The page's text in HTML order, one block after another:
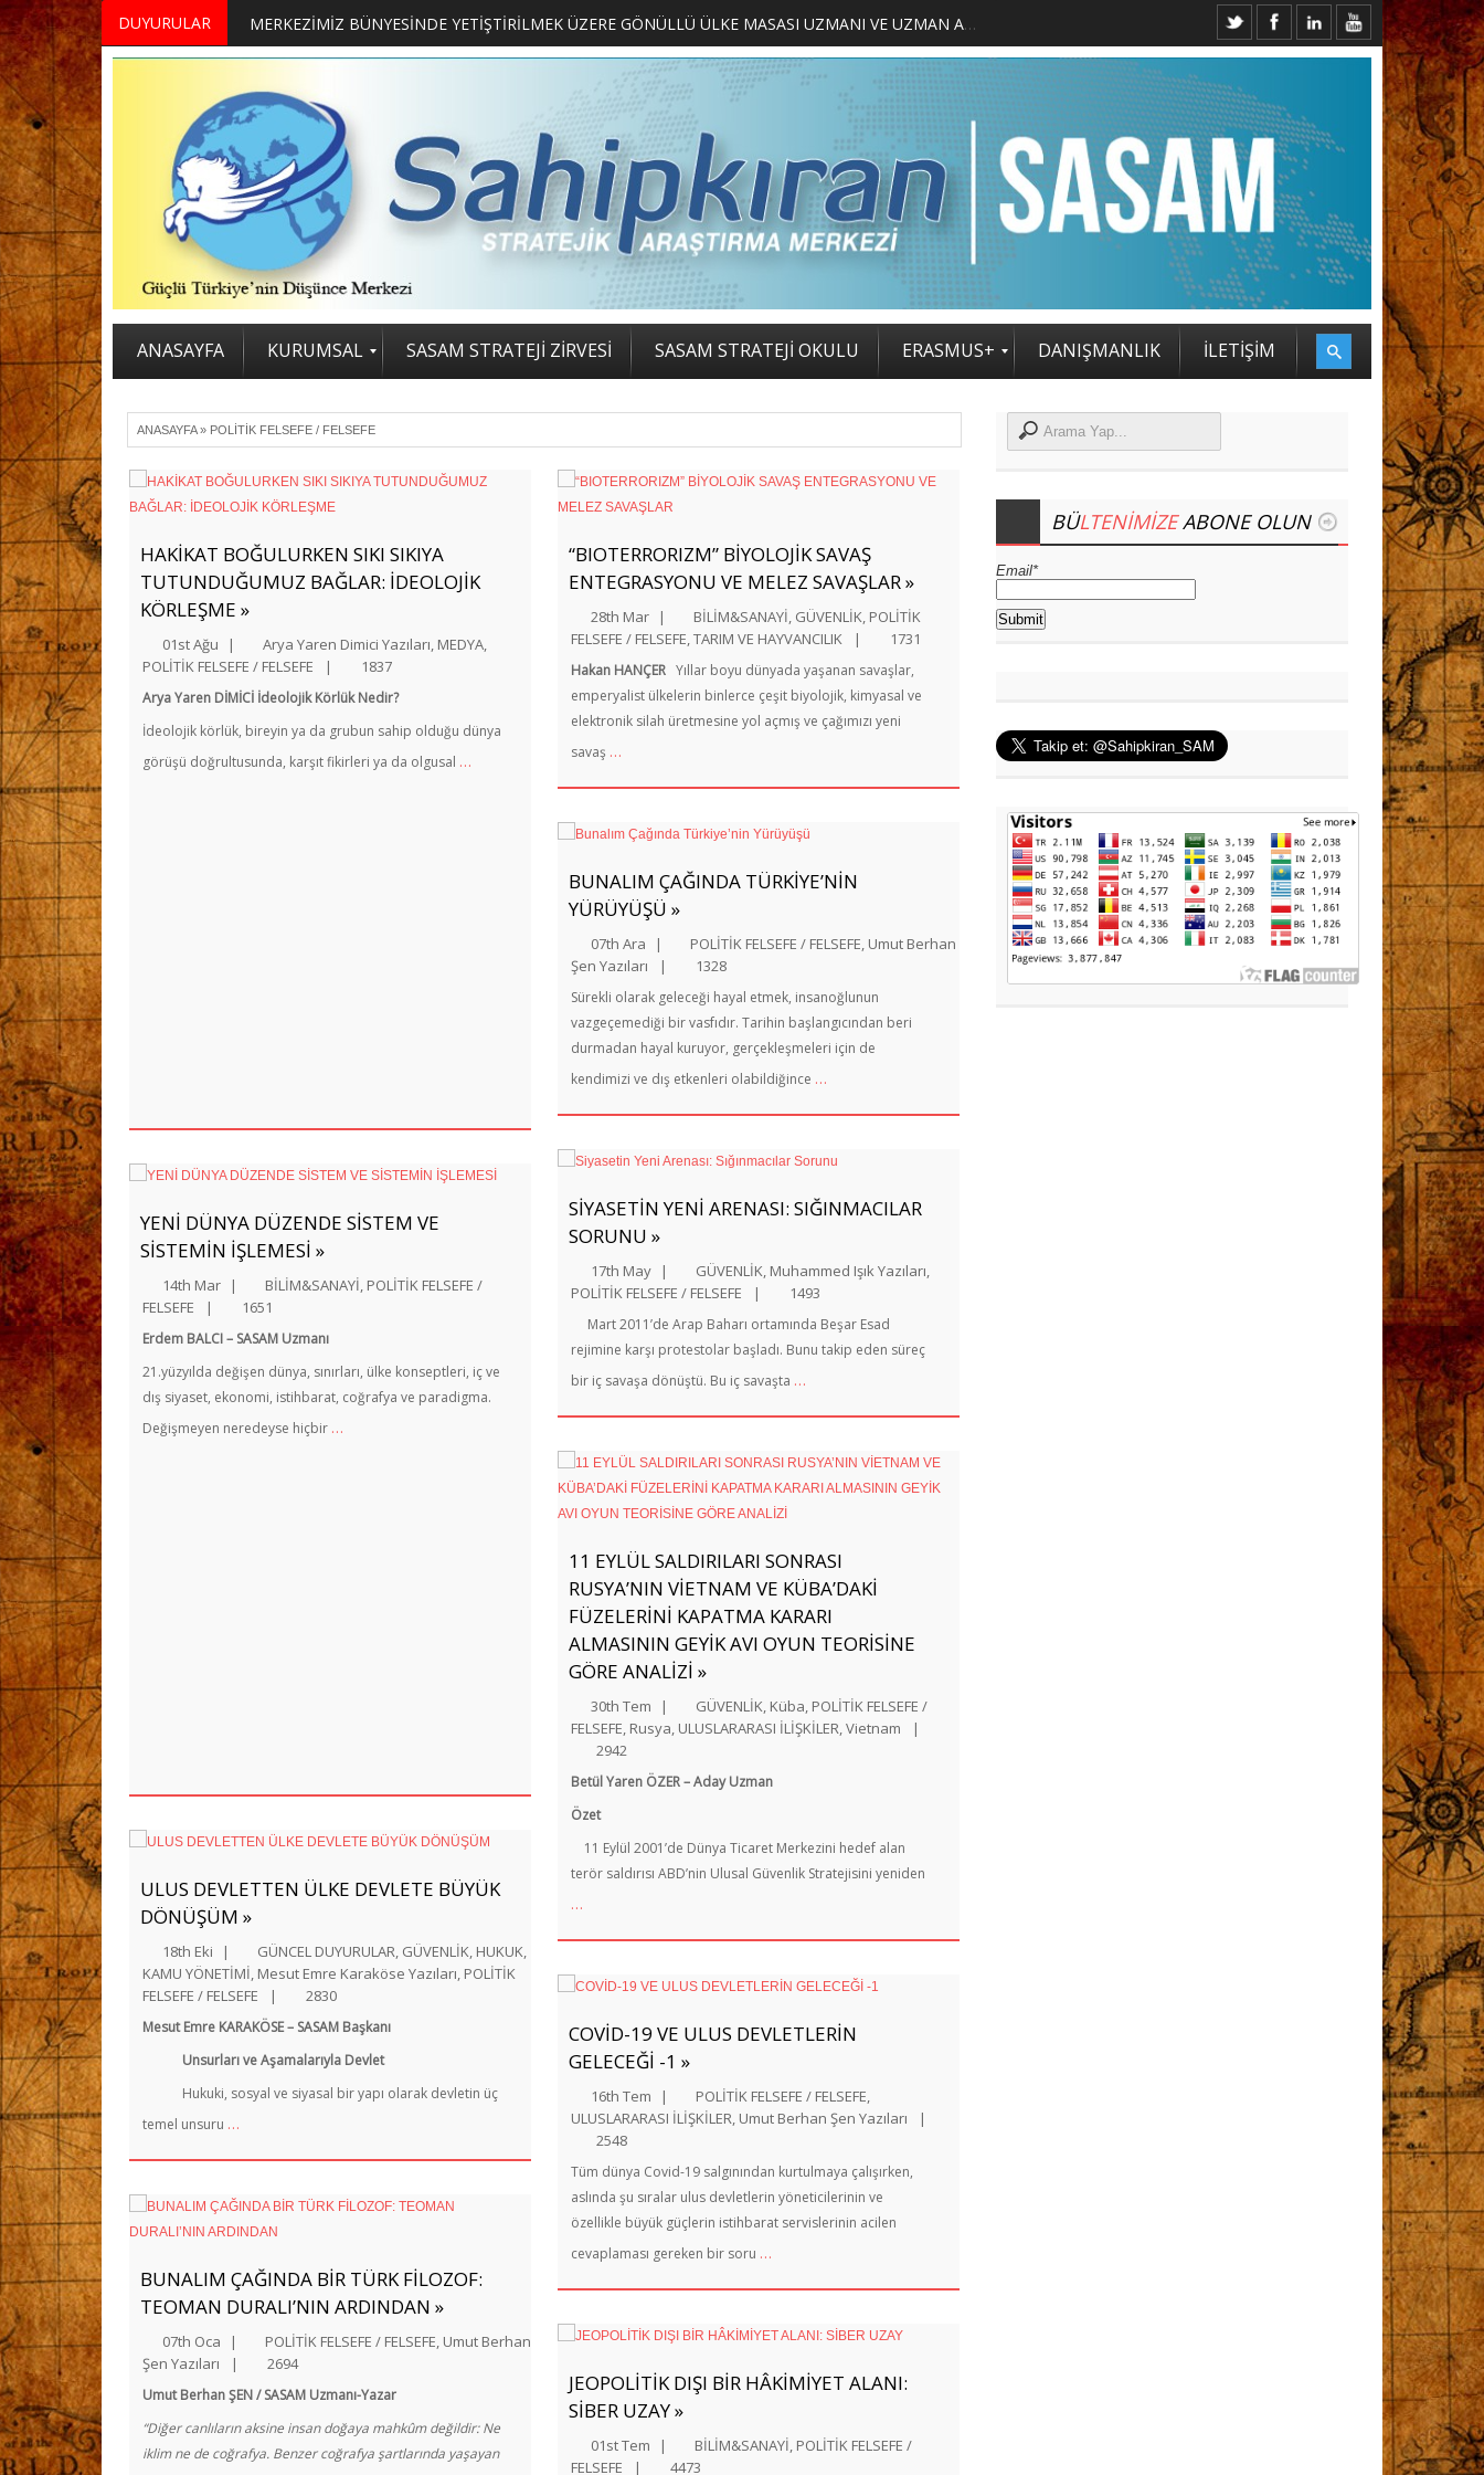
DUYURULAR MERKEZİMİZ BÜNYESİNDE YETİŞTİRİLMEK ÜZERE GÖNÜLLÜ ÜLKE MASASI UZMANI VE UZMAN ADAYLARI ARIYORUZ 2. SASAM STRATEJİ ZİRVESİ KATILIMCILARI BELLİ OLDU
ANASAYFA KURUMSAL SASAM STRATEJİ ZİRVESİ SASAM STRATEJİ OKULU ERASMUS+ DANIŞMANLIK İLETİŞİM
ANASAYFA» POLİTİK FELSEFE / FELSEFE
HAKİKAT BOĞULURKEN SIKI SIKIYA
TUTUNDUĞUMUZ BAĞLAR: İDEOLOJİK
KÖRLEŞME »
01st Ağu | Arya Yaren Dimici Yazıları, MEDYA,
POLİTİK FELSEFE / FELSEFE
| 1837
Arya Yaren DİMİCİ İdeolojik Körlük Nedir?
İdeolojik körlük, bireyin ya da grubun sahip olduğu dünya
görüşü doğrultusunda, karşıt fikirleri ya da olgusal …
YENİ DÜNYA DÜZENDE SİSTEM VE
SİSTEMİN İŞLEMESİ »
14th Mar | BİLİM&SANAYİ, POLİTİK FELSEFE /
FELSEFE
| 1651
Erdem BALCI – SASAM Uzmanı
21.yüzyılda değişen dünya, sınırları, ülke konseptleri, iç ve
dış siyaset, ekonomi, istihbarat, coğrafya ve paradigma.
Değişmeyen neredeyse hiçbir …
ULUS DEVLETTEN ÜLKE DEVLETE BÜYÜK
DÖNÜŞÜM »
18th Eki | GÜNCEL DUYURULAR, GÜVENLİK, HUKUK,
KAMU YÖNETİMİ, Mesut Emre Karaköse Yazıları, POLİTİK
FELSEFE / FELSEFE
| 2830
Mesut Emre KARAKÖSE – SASAM Başkanı
Unsurları ve Aşamalarıyla Devlet
Hukuki, sosyal ve siyasal bir yapı olarak devletin üç
temel unsuru …
BUNALIM ÇAĞINDA BİR TÜRK FİLOZOF:
TEOMAN DURALI’NIN ARDINDAN »
07th Oca | POLİTİK FELSEFE / FELSEFE, Umut Berhan
Şen Yazıları
| 2694
Umut Berhan ŞEN / SASAM Uzmanı-Yazar
“Diğer canlıların aksine insan doğaya mahkûm değildir: Ne
iklim ne de coğrafya. Benzer coğrafya şartlarında yaşayan
“BIOTERRORIZM” BİYOLOJİK SAVAŞ
ENTEGRASYONU VE MELEZ SAVAŞLAR »
28th Mar | BİLİM&SANAYİ, GÜVENLİK, POLİTİK
FELSEFE / FELSEFE,TARIM VE HAYVANCILIK | 1731
Hakan HANÇERYıllar boyu dünyada yaşanan savaşlar,
emperyalist ülkelerin binlerce çeşit biyolojik, kimyasal ve
elektronik silah üretmesine yol açmış ve çağımızı yeni
savaş …
BUNALIM ÇAĞINDA TÜRKIYE’NIN
YÜRÜYÜŞÜ »
07th Ara | POLİTİK FELSEFE / FELSEFE, Umut Berhan
Şen Yazıları
| 1328
Sürekli olarak geleceği hayal etmek, insanoğlunun
vazgeçemediği bir vasfıdır. Tarihin başlangıcından beri
durmadan hayal kuruyor, gerçekleşmeleri için de
kendimizi ve dış etkenleri olabildiğince …
SIYASETIN YENI ARENASI: SIĞINMACILAR
SORUNU »
17th May | GÜVENLİK, Muhammed Işık Yazıları,
POLİTİK FELSEFE / FELSEFE
| 1493
Mart 2011’de Arap Baharı ortamında Beşar Esad
rejimine karşı protestolar başladı. Bunu takip eden süreç
bir iç savaşa dönüştü. Bu iç savaşta …
11 EYLÜL SALDIRILARI SONRASI
RUSYA’NIN VİETNAM VE KÜBA’DAKİ
FÜZELERİNİ KAPATMA KARARI
ALMASININ GEYİK AVI OYUN TEORİSİNE
GÖRE ANALİZİ »
30th Tem | GÜVENLİK, Küba, POLİTİK FELSEFE /
FELSEFE, Rusya, ULUSLARARASI İLİŞKİLER,Vietnam
|
2942
Betül Yaren ÖZER – Aday Uzman
Özet
11 Eylül 2001’de Dünya Ticaret Merkezini hedef alan
terör saldırısı ABD’nin Ulusal Güvenlik Stratejisini yeniden
…
COVİD-19 VE ULUS DEVLETLERİN
GELECEĞİ -1 »
16th Tem | POLİTİK FELSEFE / FELSEFE,
ULUSLARARASI İLİŞKİLER, Umut Berhan Şen Yazıları
|
2548
Tüm dünya Covid-19 salgınından kurtulmaya çalışırken,
aslında şu sıralar ulus devletlerin yöneticilerinin ve
özellikle büyük güçlerin istihbarat servislerinin acilen
cevaplaması gereken bir soru …
JEOPOLİTİK DIŞI BİR HÂKİMİYET ALANI:
SİBER UZAY »
01st Tem | BİLİM&SANAYİ, POLİTİK FELSEFE /
FELSEFE
| 4473
BÜLTENIMIZEABONE OLUN
Email*